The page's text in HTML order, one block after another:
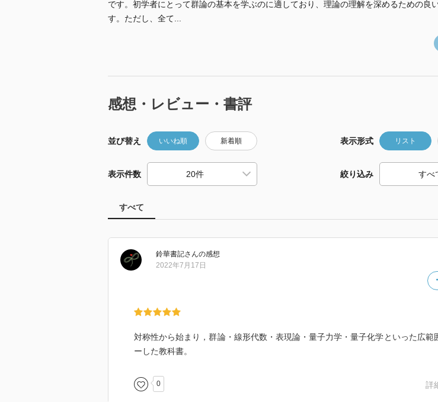
です。初学者にとって群論の基本を学ぶのに適しており、理論の理解を深めるための良
す。ただし、全て...
感想・レビュー・書評
並び替え いいね順 新着順 表示形式 リスト
表示件数 絞り込み
すべて
鈴華書記さんの感想
2022年7月17日
対称性から始まり，群論・線形代数・表現論・量子力学・量子化学といった広範
ーした教科書。
0 詳